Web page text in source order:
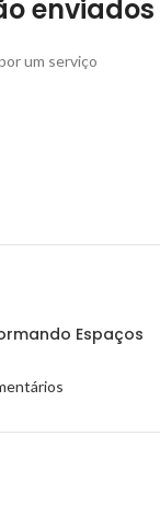
enviados
um serviço
Espaços